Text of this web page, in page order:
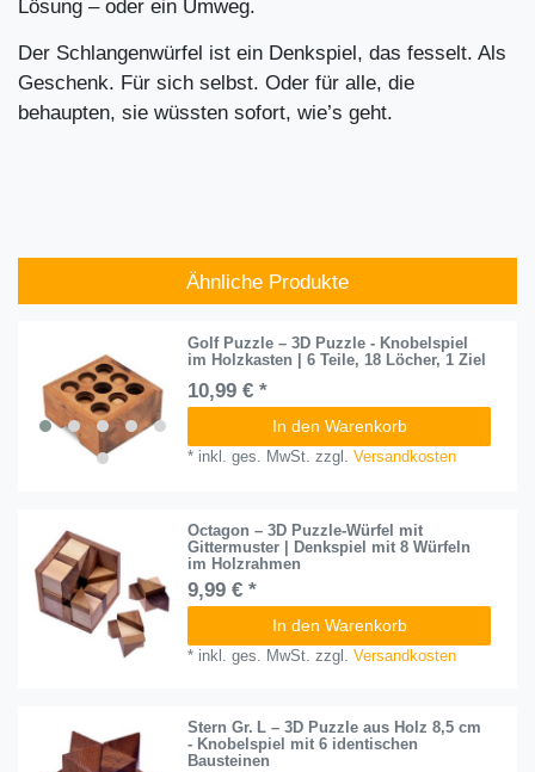
Lösung – oder ein Umweg.
Der Schlangenwürfel ist ein Denkspiel, das fesselt. Als
Geschenk. Für sich selbst. Oder für alle, die
behaupten, sie wüssten sofort, wie’s geht.
Ähnliche Produkte
Golf Puzzle – 3D Puzzle - Knobelspiel
im Holzkasten | 6 Teile, 18 Löcher, 1 Ziel
10,99 € *
In den Warenkorb
* inkl. ges. MwSt. zzgl.Versandkosten
Octagon – 3D Puzzle-Würfel mit
Gittermuster | Denkspiel mit 8 Würfeln
im Holzrahmen
9,99 € *
In den Warenkorb
* inkl. ges. MwSt. zzgl.Versandkosten
Stern Gr. L – 3D Puzzle aus Holz 8,5 cm
- Knobelspiel mit 6 identischen
Bausteinen